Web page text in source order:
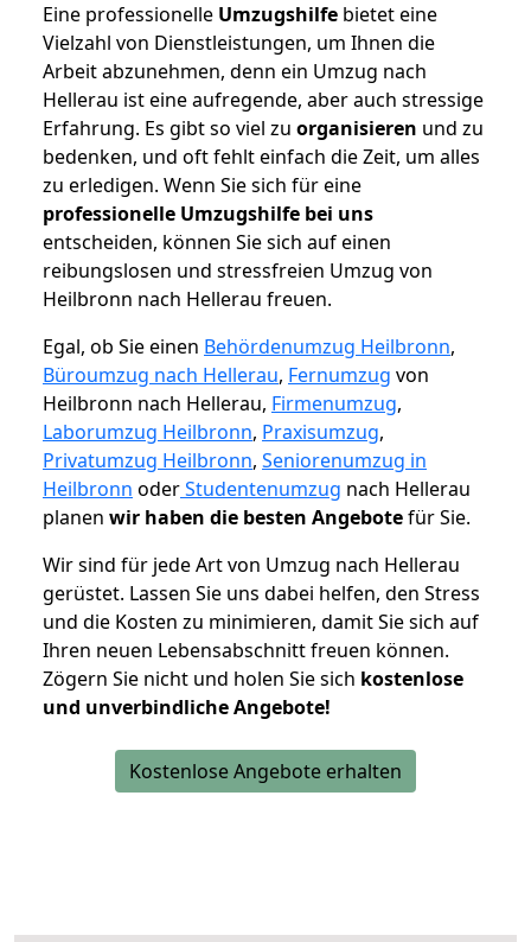
Eine professionelle Umzugshilfe bietet eine
Vielzahl von Dienstleistungen, um Ihnen die
Arbeit abzunehmen, denn ein Umzug nach
Hellerau ist eine aufregende, aber auch stressige
Erfahrung. Es gibt so viel zu organisieren und zu
bedenken, und oft fehlt einfach die Zeit, um alles
zu erledigen. Wenn Sie sich für eine
professionelle Umzugshilfe bei uns
entscheiden, können Sie sich auf einen
reibungslosen und stressfreien Umzug von
Heilbronn nach Hellerau freuen.
Egal, ob Sie einen Behördenumzug Heilbronn,
Büroumzug nach Hellerau, Fernumzug von
Heilbronn nach Hellerau, Firmenumzug,
Laborumzug Heilbronn, Praxisumzug,
Privatumzug Heilbronn, Seniorenumzug in
Heilbronn oderStudentenumzug nach Hellerau
planen wir haben die besten Angebotefür Sie.
Wir sind für jede Art von Umzug nach Hellerau
gerüstet. Lassen Sie uns dabei helfen, den Stress
und die Kosten zu minimieren, damit Sie sich auf
Ihren neuen Lebensabschnitt freuen können.
Zögern Sie nicht und holen Sie sich kostenlose
und unverbindliche Angebote!
Kostenlose Angebote erhalten